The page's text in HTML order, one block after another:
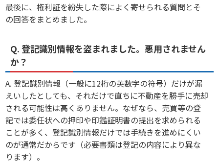
最後に、権利証を紛失した際によく寄せられる質問とそ
の回答をまとめました。
Q. 登記識別情報を盗まれました。悪用されません
か？
A. 登記識別情報（一般に12桁の英数字の符号）だけが漏
えいしたとしても、それだけで直ちに不動産を勝手に売却
される可能性は高くありません。なぜなら、売買等の登
記では委任状への押印や印鑑証明書の提出を求められる
ことが多く、登記識別情報だけでは手続きを進めにくい
のが通常だからです（必要書類は登記の内容により異な
ります）。